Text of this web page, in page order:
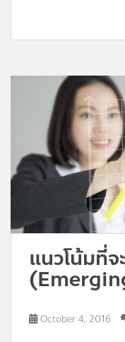
แนวโน้มที่จ
October 4, 2016